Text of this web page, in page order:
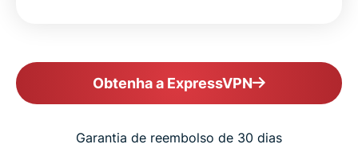
Obtenha a ExpressVPN
Garantia de reembolso de 30 dias